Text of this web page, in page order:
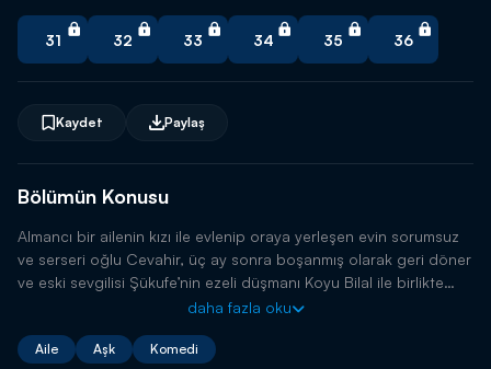
Bölümün Konusu
Almancı bir ailenin kızı ile evlenip oraya yerleşen evin sorumsuz
ve serseri oğlu Cevahir, üç ay sonra boşanmış olarak geri döner
ve eski sevgilisi Şükufe’nin ezeli düşmanı Koyu Bilal ile birlikte
daha fazla oku
Aile Aşk Komedi
Kaydet Paylaş
31 32 33 34 35 36